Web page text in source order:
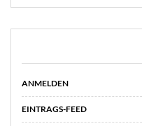
ANMELDEN
EINTRAGS-FEED